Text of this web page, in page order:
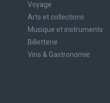
Voyage
Arts et collections
Musique et instruments
Billetterie
Vins & Gastronomie